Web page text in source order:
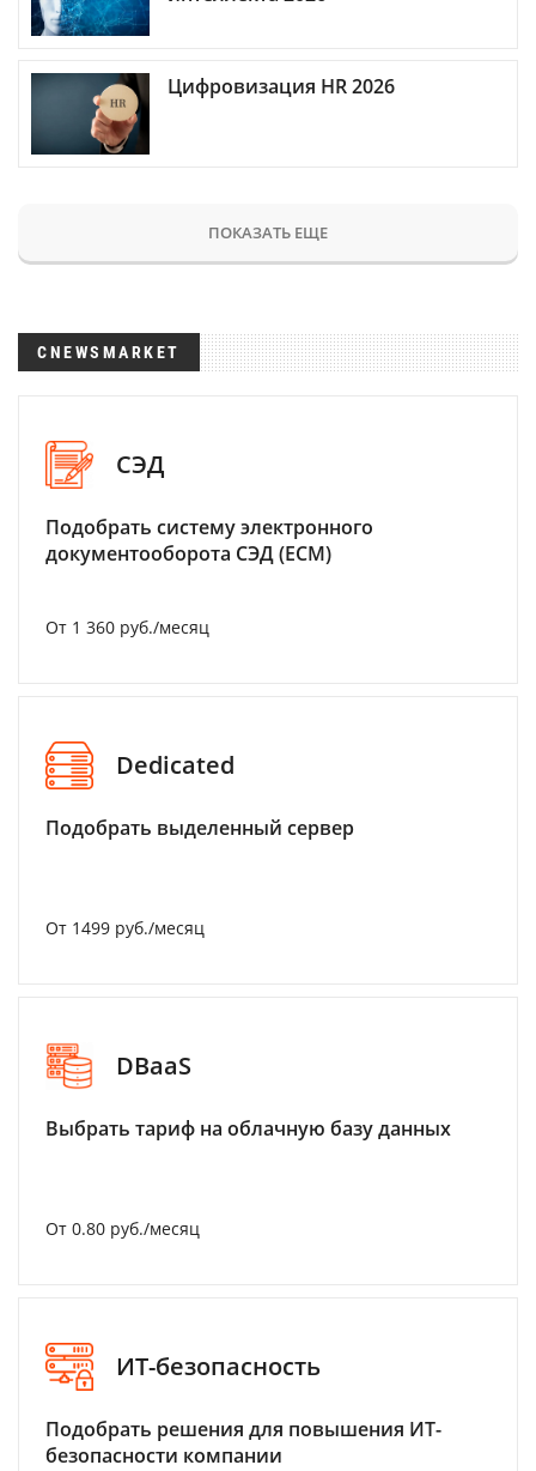
Цифровизация HR 2026
ПОКАЗАТЬ ЕЩЕ
CNEWSMARKET
СЭД
Подобрать систему электронного
документооборота СЭД (ECM)
От 1 360 руб./месяц
Dedicated
Подобрать выделенный сервер
От 1499 руб./месяц
DBaaS
Выбрать тариф на облачную базу данных
От 0.80 руб./месяц
ИТ-безопасность
Подобрать решения для повышения ИТ-
безопасности компании